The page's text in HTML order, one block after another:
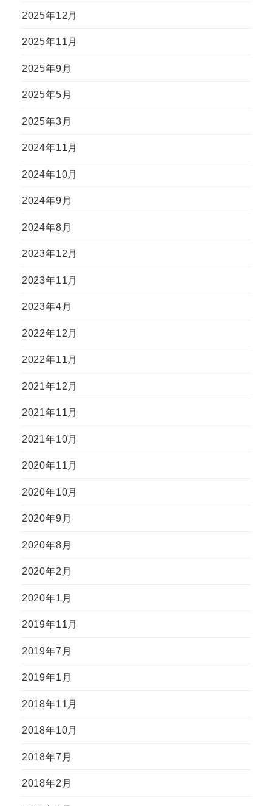
2025年12月
2025年11月
2025年9月
2025年5月
2025年3月
2024年11月
2024年10月
2024年9月
2024年8月
2023年12月
2023年11月
2023年4月
2022年12月
2022年11月
2021年12月
2021年11月
2021年10月
2020年11月
2020年10月
2020年9月
2020年8月
2020年2月
2020年1月
2019年11月
2019年7月
2019年1月
2018年11月
2018年10月
2018年7月
2018年2月